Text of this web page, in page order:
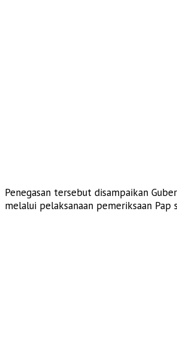
Penegasan tersebut disampaikan
melalui pelaksanaan pemeriksaan